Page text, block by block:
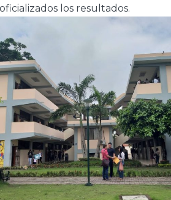
los resultados.